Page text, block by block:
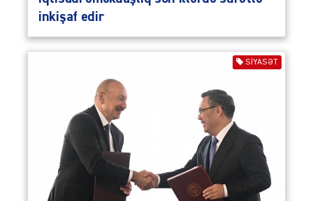
inkişaf edir
SIYASƏT